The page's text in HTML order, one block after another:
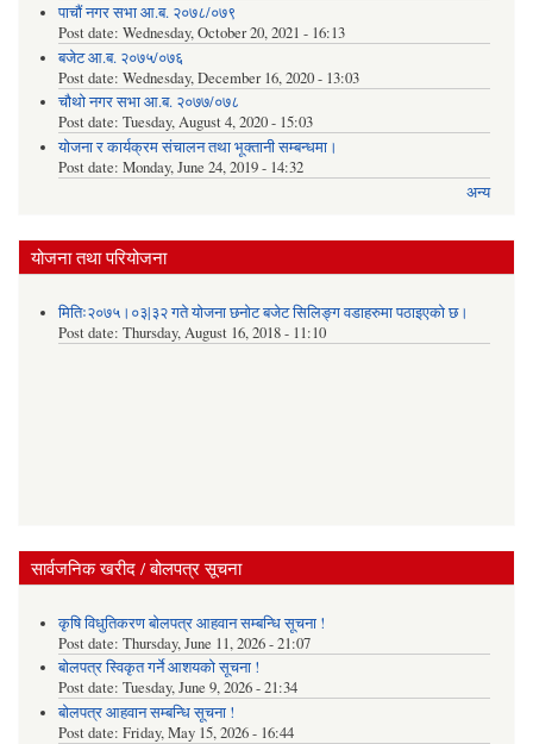
पाचौं नगर सभा आ.ब. २०७८/०७९
Post date: Wednesday, October 20, 2021 - 16:13
बजेट आ.ब. २०७५/०७६
Post date: Wednesday, December 16, 2020 - 13:03
चौथो नगर सभा आ.ब. २०७७/०७८
Post date: Tuesday, August 4, 2020 - 15:03
योजना र कार्यक्रम संचालन तथा भूक्तानी सम्बन्धमा।
Post date: Monday, June 24, 2019 - 14:32
अन्य
योजना तथा परियोजना
मितिः२०७५।०३|३२ गते योजना छनोट बजेट सिलिङ्ग वडाहरुमा पठाइएको छ​।
Post date: Thursday, August 16, 2018 - 11:10
सार्वजनिक खरीद / बोलपत्र सूचना
कृषि विधुतिकरण बोलपत्र आहवान सम्बन्धि सूचना !
Post date: Thursday, June 11, 2026 - 21:07
बोलपत्र स्विकृत गर्ने आशयको सूचना !
Post date: Tuesday, June 9, 2026 - 21:34
बोलपत्र आहवान सम्बन्धि सूचना !
Post date: Friday, May 15, 2026 - 16:44